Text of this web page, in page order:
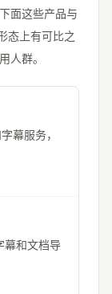
面这些产品与
态上有可比之
人群。
幕服务，
幕和文档导